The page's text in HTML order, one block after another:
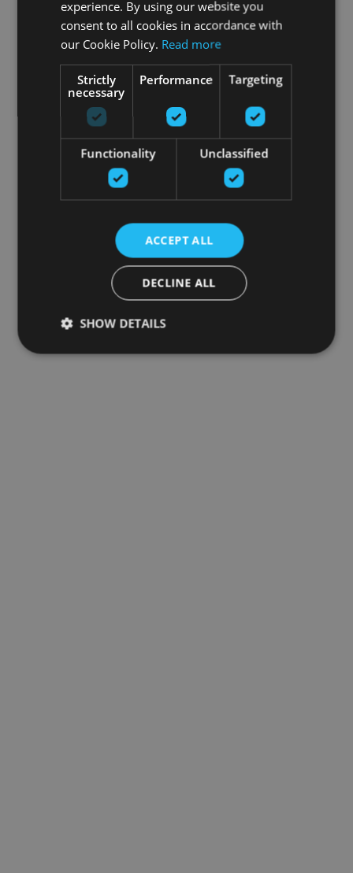
experience. By using our website you
consent to all cookies in accordance with
our Cookie Policy. Read more
Strictly
necessary
Performance Targeting
Functionality Unclassified
ACCEPT ALL
DECLINE ALL
SHOW DETAILS